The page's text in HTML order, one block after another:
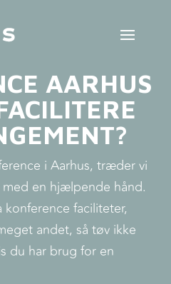
AARHUS
i Aarhus, træder vi
en hjælpende hånd.
faciliteter,
andet, så tøv ikke
du har brug for en